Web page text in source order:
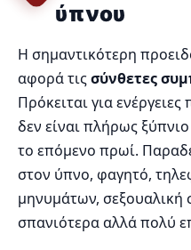
ύπνου
Η σημαντικότερη
αφορά τιςσύνθετες
Πρόκειται για
δεν είναι πλήρως
το επόμενο πρωί.
στον ύπνο, φαγητό,
μηνυμάτων, σεξουαλική
σπανιότερα αλλά πολύ